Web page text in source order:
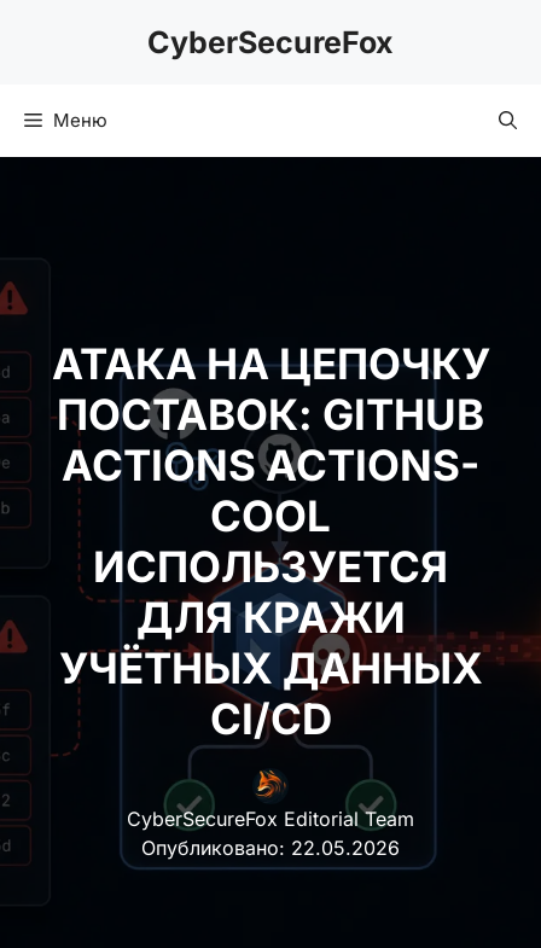
CyberSecureFox
Меню
АТАКА НА ЦЕПОЧКУ
ПОСТАВОК: GITHUB
ACTIONS ACTIONS-
COOL
ИСПОЛЬЗУЕТСЯ ДЛЯ
КРАЖИ УЧЁТНЫХ
ДАННЫХ CI/CD
CyberSecureFox Editorial Team
Опубликовано:
22.05.2026